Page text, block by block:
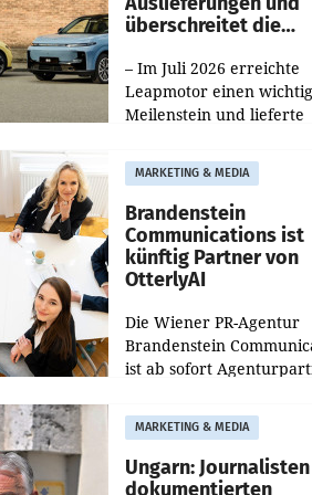
überschreitet die
– Im Juli 2026 erreichte
Leapmotor einen
Meilenstein und lieferte
aus, womit sich das
gegenüber Juli 2025
verdoppelte (+102
MARKETING & MEDIA
Brandenstein
Communications ist
künftig Partner von
OtterlyAI
Die Wiener PR-Agentur
Brandenstein
ist ab sofort
Optimierungsplattform
OtterlyAI. Damit baut die
Agentur ihr
MARKETING & MEDIA
Ungarn: Journalisten
dokumentierten